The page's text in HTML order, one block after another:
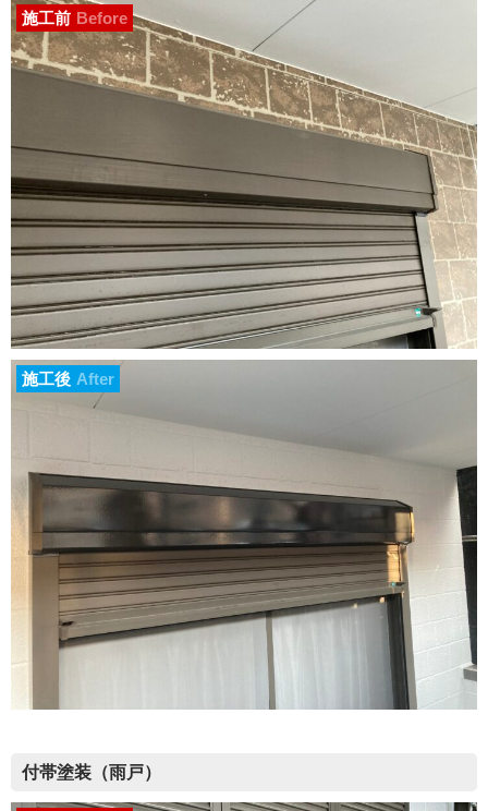
施工前 Before
施工後 After
付帯塗装（雨戸）